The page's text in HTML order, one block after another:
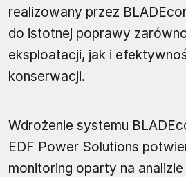
realizowany przez
do istotnej poprawy
eksploatacji, jak i
konserwacji.
Wdrożenie systemu
EDF Power Solutions
monitoring oparty na